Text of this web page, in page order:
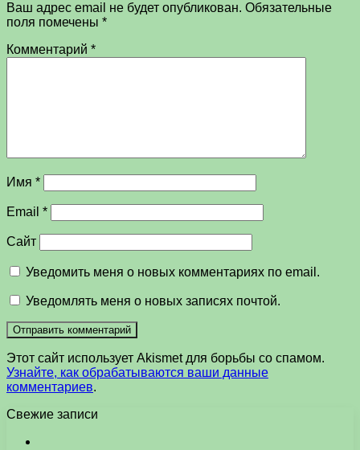
Ваш адрес email не будет опубликован. Обязательные
поля помечены *
Комментарий *
Имя *
Email *
Сайт
Уведомить меня о новых комментариях по email.
Уведомлять меня о новых записях почтой.
Этот сайт использует Akismet для борьбы со спамом.
Узнайте, как обрабатываются ваши данные
комментариев.
Свежие записи